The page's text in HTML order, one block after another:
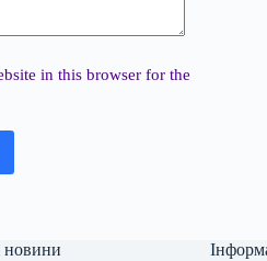
in this browser for the
новини